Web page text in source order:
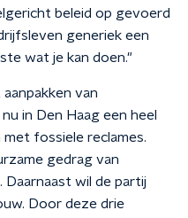
beleid op gevoerd
generiek een
wat je kan doen."
van
in Den Haag een heel
fossiele reclames.
gedrag van
wil de partij
Door deze drie